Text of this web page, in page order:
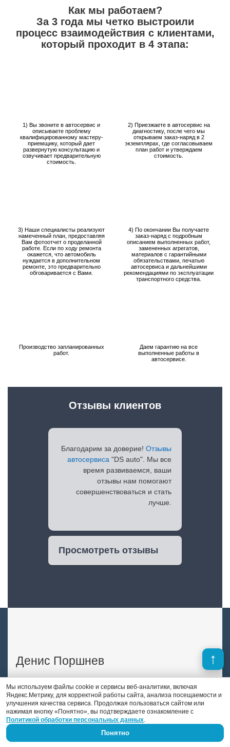
Как мы работаем?
За 3 года мы четко выстроили
процесс взаимодействия с клиентами,
который проходит в 4 этапа:
1) Вы звоните в автосервис и
описываете проблему
квалифицированному мастеру-
приемщику, который дает
развернутую консультацию и
озвучивает предварительную
стоимость.
2) Приезжаете в автосервис на
диагностику, после чего мы
открываем заказ-наряд в 2
экземплярах, где согласовываем
план работ и утверждаем
стоимость.
3) Наши специалисты реализуют
намеченный план, предоставляя
Вам фотоотчет о проделанной
работе. Если по ходу ремонта
окажется, что автомобиль
нуждается в дополнительном
ремонте, это предварительно
обговаривается с Вами.
4) По окончании Вы получаете
заказ-наряд с подробным
описанием выполненных работ,
замененных агрегатов,
материалов с гарантийными
обязательствами, печатью
автосервиса и дальнейшими
рекомендациями по эксплуатации
транспортного средства.
Производство запланированных
работ.
Даем гарантию на все
выполненные работы в
автосервисе.
Благодарим за доверие! Отзывы
автосервиса "DS auto". Мы все
время развиваемся, ваши
отзывы нам помогают
совершенствоваться и стать
лучше.
Просмотреть отзывы
Отзывы клиентов
Денис Поршнев
В отличие от многих конкурентов, в штате
«DS auto» есть опытный автоэлектрик-
диагност. Это Денис Поршнев, который
занимается автоэлектрикой уже 9 лет.
Next
Мы используем файлы cookie и сервисы веб-аналитики, включая
Яндекс.Метрику, для корректной работы сайта, анализа посещаемости и
улучшения качества сервиса. Продолжая пользоваться сайтом или
нажимая кнопку «Понятно», вы подтверждаете ознакомление с
Политикой обработки персональных данных.
Понятно